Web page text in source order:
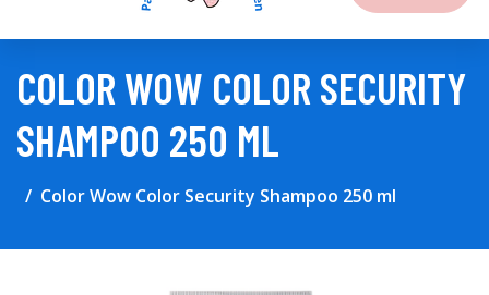
COLOR WOW COLOR SECURITY
SHAMPOO 250 ML
Color Wow Color Security Shampoo 250 ml